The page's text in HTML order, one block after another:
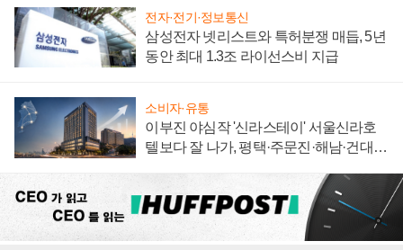
전자·전기·정보통신
삼성전자 넷리스트와 특허분쟁 매듭, 5년
동안 최대 1.3조 라이선스비 지급
소비자·유통
이부진 야심작 '신라스테이' 서울신라호
텔보다 잘 나가, 평택·주문진·해남·건대로